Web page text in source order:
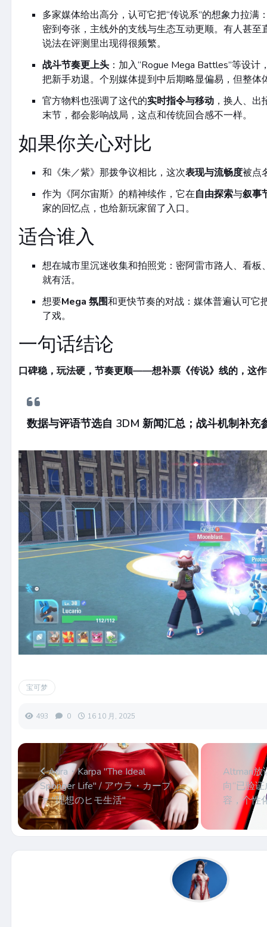
多家媒体给出高分，认可它把“传说系”的想象力拉满
密到夸张，主线外的支线与生态互动更顺。有人甚至
说法在评测里出现得很频繁。
战斗节奏更上头 ：加入“Rogue Mega Battles”等设
把新手劝退。个别媒体提到中后期略显偏易，但整体
官方物料也强调了这代的实时指令与移动 ，换人、
末节，都会影响战局，这点和传统回合感不一样。
如果你关心对比
和《朱／紫》那拨争议相比，这次表现与流畅度被点
作为《阿尔宙斯》的精神续作，它在自由探索与叙事
家的回忆点，也给新玩家留了入口。
适合谁入
想在城市里沉迷收集和拍照党：密阿雷市路人、看板
就有活。
想要Mega 氛围和更快节奏的对战：媒体普遍认可它
了戏。
一句话结论
口碑稳，玩法硬，节奏更顺——想补票《传说》线的，这
数据与评语节选自 3DM 新闻汇总；战斗机制补充
宝可梦
493 0 16 10 月, 2025
Aura・Karpa "The Ideal
Sponger Life" / アウラ・カープ
ァ "理想のヒモ生活"
Altman放
向“已验
容，个性